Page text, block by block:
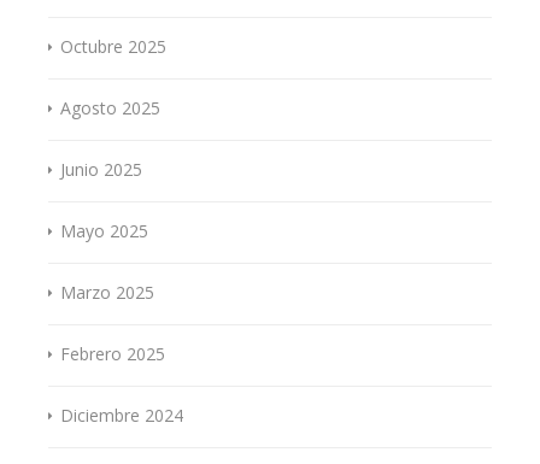
Octubre 2025
Agosto 2025
Junio 2025
Mayo 2025
Marzo 2025
Febrero 2025
Diciembre 2024